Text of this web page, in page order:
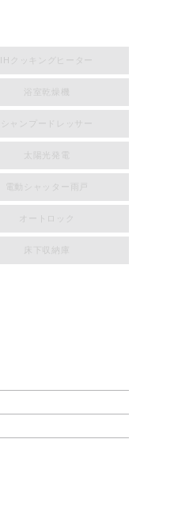
IHクッキングヒーター
浴室乾燥機
シャンプードレッサー
太陽光発電
電動シャッター雨戸
オートロック
床下収納庫